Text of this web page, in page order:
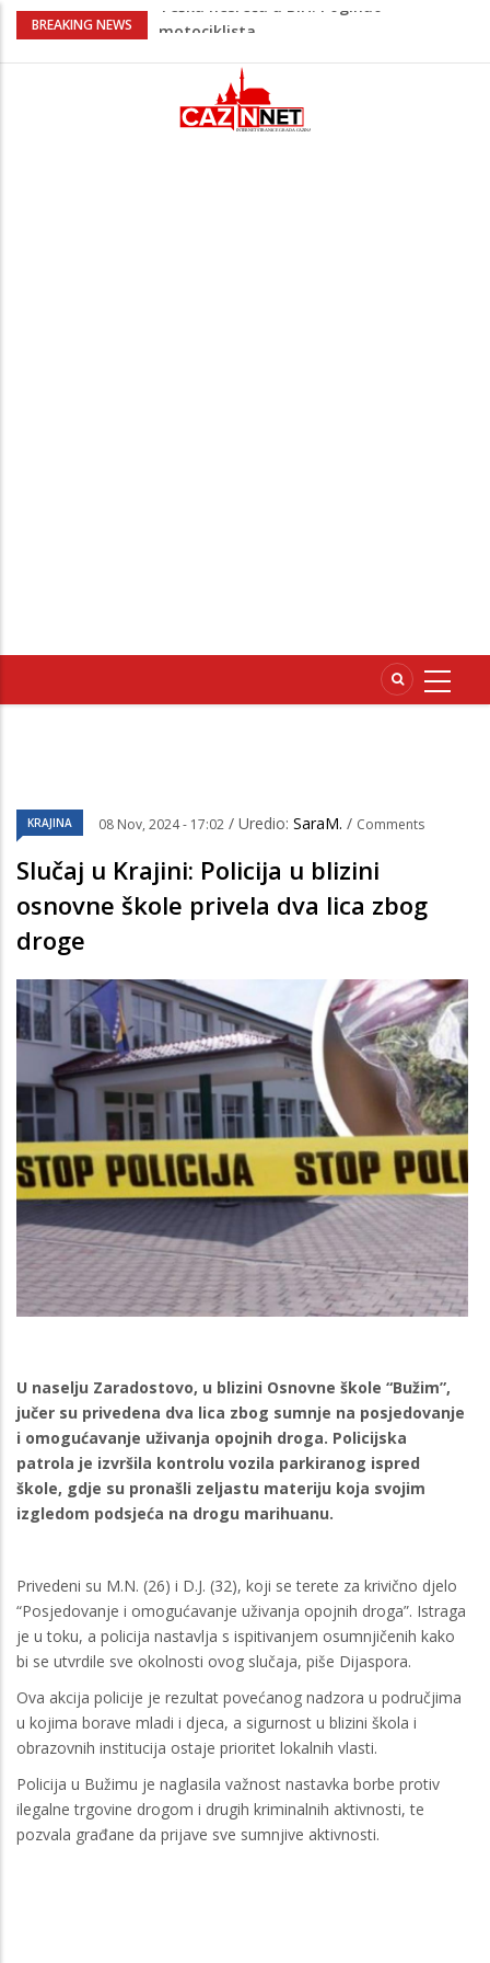
BREAKING NEWS
Na Ahiret preselio HALILOVIĆ (Smajil)
Sutra dženaza Hamdiji Šahinoviću iz
Bosanske Krupe, kojeg je usmrtila
supruga
KRAJINA 08 Nov, 2024 - 17:02 / Uredio: SaraM. / Comments
Slučaj u Krajini: Policija u blizini
osnovne škole privela dva lica zbog
droge
U naselju Zaradostovo, u blizini Osnovne škole “Bužim”,
jučer su privedena dva lica zbog sumnje na posjedovanje
i omogućavanje uživanja opojnih droga. Policijska
patrola je izvršila kontrolu vozila parkiranog ispred
škole, gdje su pronašli zeljastu materiju koja svojim
izgledom podsjeća na drogu marihuanu.
Privedeni su M.N. (26) i D.J. (32), koji se terete za krivično djelo
“Posjedovanje i omogućavanje uživanja opojnih droga”. Istraga
je u toku, a policija nastavlja s ispitivanjem osumnjičenih kako
bi se utvrdile sve okolnosti ovog slučaja, piše Dijaspora.
Ova akcija policije je rezultat povećanog nadzora u područjima
u kojima borave mladi i djeca, a sigurnost u blizini škola i
obrazovnih institucija ostaje prioritet lokalnih vlasti.
Policija u Bužimu je naglasila važnost nastavka borbe protiv
ilegalne trgovine drogom i drugih kriminalnih aktivnosti, te
pozvala građane da prijave sve sumnjive aktivnosti.